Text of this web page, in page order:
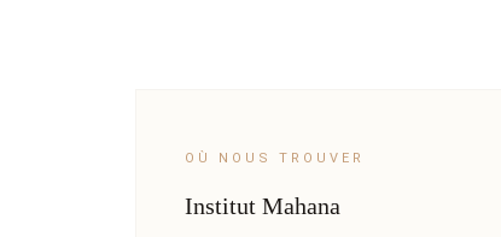
OÙ NOUS TROUVER
Institut Mahana